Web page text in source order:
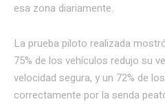
esa zona diariamente.
La prueba piloto realizada
75% de los vehículos redujo su
velocidad segura, y un 72% de
correctamente por la senda